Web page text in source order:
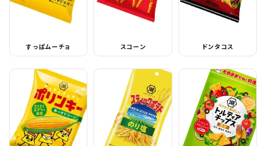
すっぱムーチョ スコーン ドンタコス